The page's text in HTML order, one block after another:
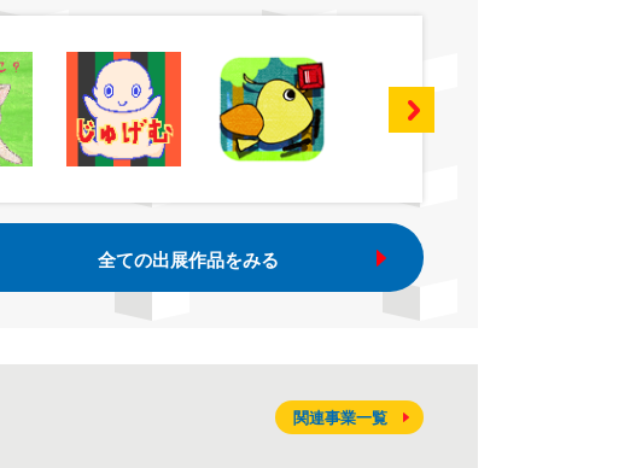
全ての出展作品をみる
関連事業一覧